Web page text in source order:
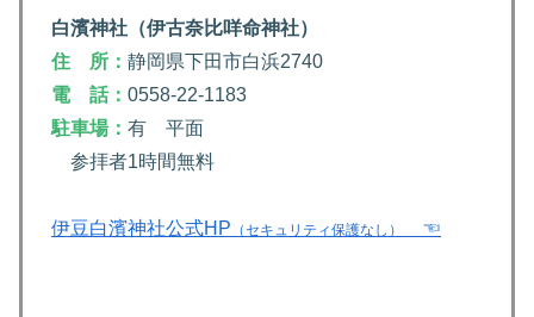
白濱神社（伊古奈比咩命神社）
住 所： 静岡県下田市白浜2740
電 話： 0558-22-1183
駐車場： 有 平面
参拝者1時間無料
伊豆白濱神社公式HP （セキュリティ保護なし） ☜